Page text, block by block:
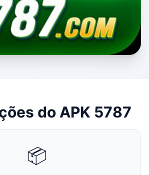
do APK 5787
📦